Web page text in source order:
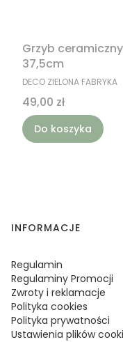
Grzyb
37,5cm
PRODUCENT
DECO ZIELONA FABRYKA
Cena
49,00 zł
Do koszyka
Linki w stopce
INFORMACJE
Regulamin
Regulaminy Promocji
Zwroty i reklamacje
Polityka cookies
Polityka prywatności
Ustawienia plików